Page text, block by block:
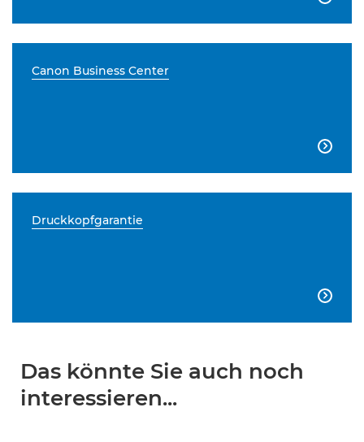
Canon Business Center

Druckkopfgarantie

Das könnte Sie auch noch
interessieren...